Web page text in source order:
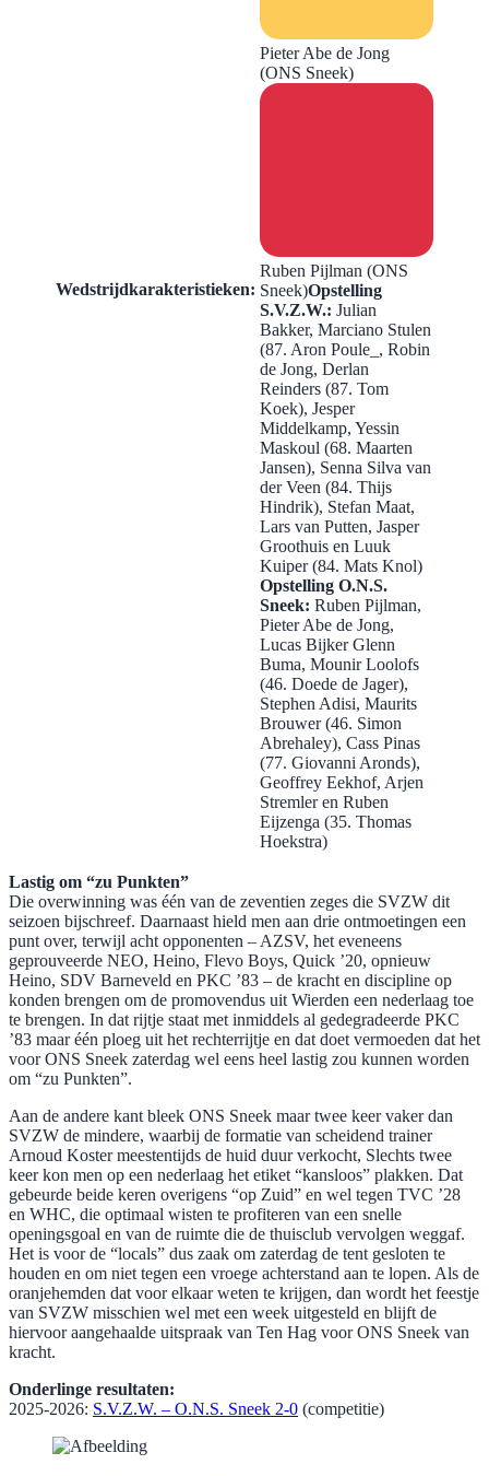
Wedstrijdkarakteristieken:
Pieter Abe de Jong
(ONS Sneek)
Ruben Pijlman (ONS
Sneek)Opstelling
S.V.Z.W.: Julian
Bakker, Marciano Stulen
(87. Aron Poule_, Robin
de Jong, Derlan
Reinders (87. Tom
Koek), Jesper
Middelkamp, Yessin
Maskoul (68. Maarten
Jansen), Senna Silva van
der Veen (84. Thijs
Hindrik), Stefan Maat,
Lars van Putten, Jasper
Groothuis en Luuk
Kuiper (84. Mats Knol)
Opstelling O.N.S.
Sneek: Ruben Pijlman,
Pieter Abe de Jong,
Lucas Bijker Glenn
Buma, Mounir Loolofs
(46. Doede de Jager),
Stephen Adisi, Maurits
Brouwer (46. Simon
Abrehaley), Cass Pinas
(77. Giovanni Aronds),
Geoffrey Eekhof, Arjen
Stremler en Ruben
Eijzenga (35. Thomas
Hoekstra)
Lastig om “zu Punkten”
Die overwinning was één van de zeventien zeges die SVZW dit
seizoen bijschreef. Daarnaast hield men aan drie ontmoetingen een
punt over, terwijl acht opponenten – AZSV, het eveneens
geprouveerde NEO, Heino, Flevo Boys, Quick ’20, opnieuw
Heino, SDV Barneveld en PKC ’83 – de kracht en discipline op
konden brengen om de promovendus uit Wierden een nederlaag toe
te brengen. In dat rijtje staat met inmiddels al gedegradeerde PKC
’83 maar één ploeg uit het rechterrijtje en dat doet vermoeden dat het
voor ONS Sneek zaterdag wel eens heel lastig zou kunnen worden
om “zu Punkten”.
​Aan de andere kant bleek ONS Sneek maar twee keer vaker dan
SVZW de mindere, waarbij de formatie van scheidend trainer
Arnoud Koster meestentijds de huid duur verkocht, Slechts twee
keer kon men op een nederlaag het etiket “kansloos” plakken. Dat
gebeurde beide keren overigens “op Zuid” en wel tegen TVC ’28
en WHC, die optimaal wisten te profiteren van een snelle
openingsgoal en van de ruimte die de thuisclub vervolgen weggaf.
Het is voor de “locals” dus zaak om zaterdag de tent gesloten te
houden en om niet tegen een vroege achterstand aan te lopen. Als de
oranjehemden dat voor elkaar weten te krijgen, dan wordt het feestje
van SVZW misschien wel met een week uitgesteld en blijft de
hiervoor aangehaalde uitspraak van Ten Hag voor ONS Sneek van
kracht.
​Onderlinge resultaten:
2025-2026: S.V.Z.W. – O.N.S. Sneek 2-0 (competitie)